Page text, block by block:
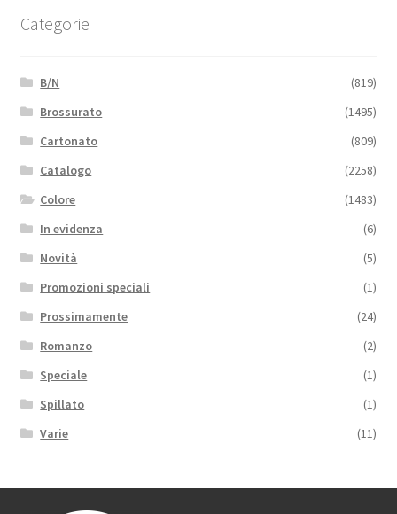
Categorie
B/N
(819)
Brossurato
(1495)
Cartonato
(809)
Catalogo
(2258)
Colore
(1483)
In evidenza
(6)
Novità
(5)
Promozioni speciali
(1)
Prossimamente
(24)
Romanzo
(2)
Speciale
(1)
Spillato
(1)
Varie
(11)